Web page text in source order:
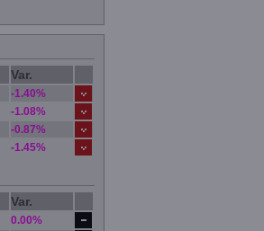
Var.
-1.40%
-1.08%
-0.87%
-1.45%
Var.
0.00%